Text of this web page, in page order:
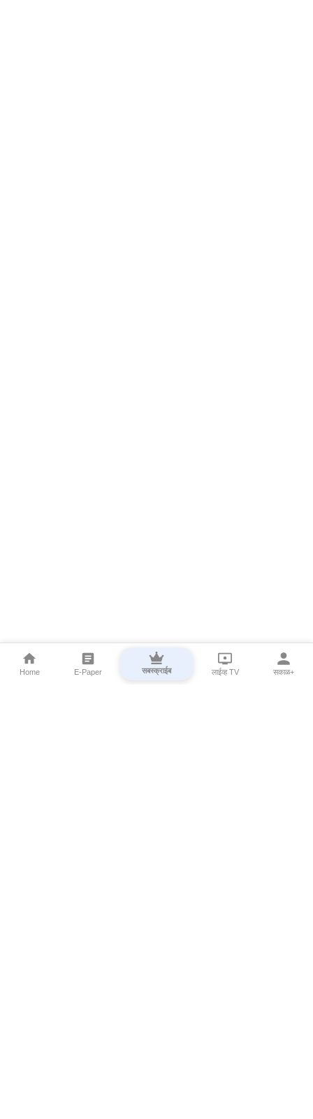
Home E-Paper सबस्क्राईब लाईव्ह TV सकाळ+